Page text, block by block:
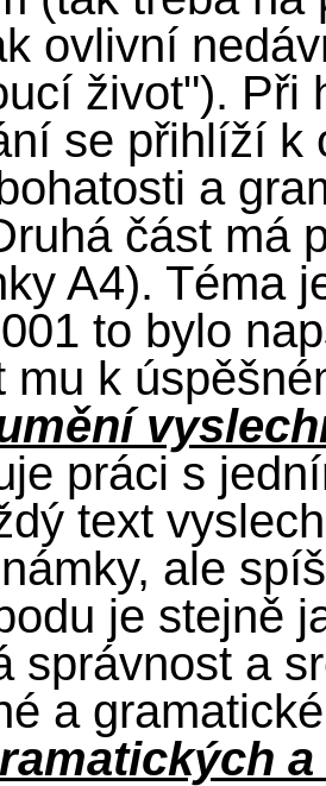
ovlivní
život"). Při
se přihlíží k
a
část má
A4). Téma
to bylo
mu k
práci s
text
ale
je stejně
správnost a
a